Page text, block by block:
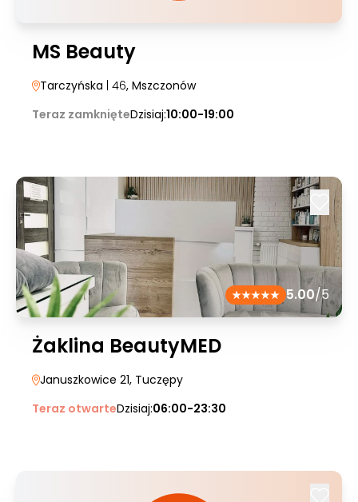
MS Beauty
Tarczyńska | 46, Mszczonów
Teraz zamknięteDzisiaj:10:00-19:00
5.00/5
Żaklina BeautyMED
Januszkowice 21, Tuczępy
Teraz otwarteDzisiaj:06:00-23:30